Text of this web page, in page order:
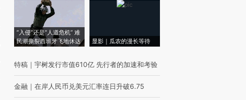
“入侵”还是“人道危机” 难
民潮撕裂西班牙飞地休达
显影｜瓜农的漫长等待
特稿 ｜ 宇树发行市值610亿 先行者的加速和考验
金融 ｜ 在岸人民币兑美元汇率连日升破6.75